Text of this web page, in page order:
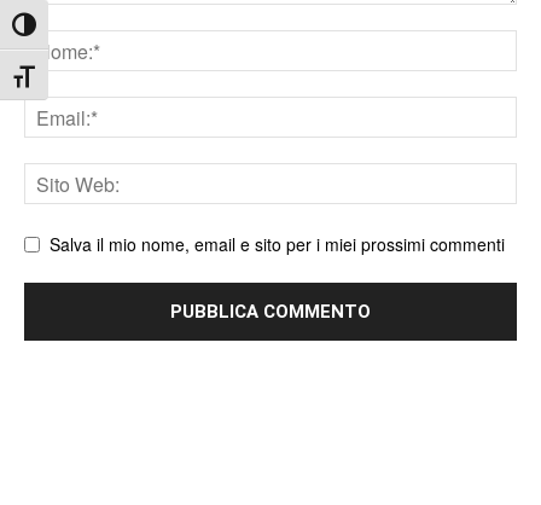
Attiva/disattiva alto contrasto
Attiva/disattiva dimensione testo
Nome
Email
Sito
web
Salva il mio nome, email e sito per i miei prossimi commenti